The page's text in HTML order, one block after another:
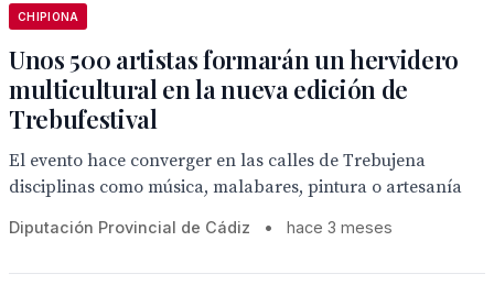
CHIPIONA
Unos 500 artistas formarán un hervidero
multicultural en la nueva edición de
Trebufestival
El evento hace converger en las calles de Trebujena
disciplinas como música, malabares, pintura o artesanía
Diputación Provincial de Cádiz • hace 3 meses